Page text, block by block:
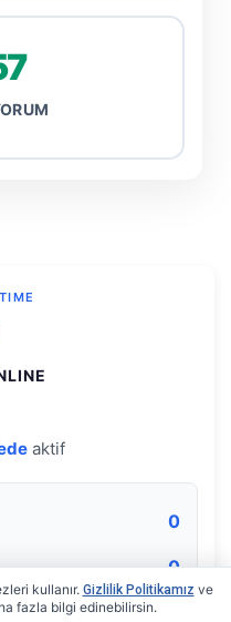
aktif
0
0
kullanır. Gizlilik Politikamız ve
fazla bilgi edinebilirsin.